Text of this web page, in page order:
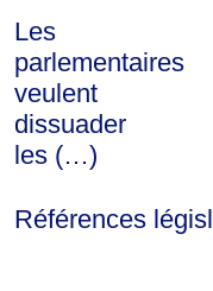
Les
parlementaires
veulent
dissuader
les (…)
Références